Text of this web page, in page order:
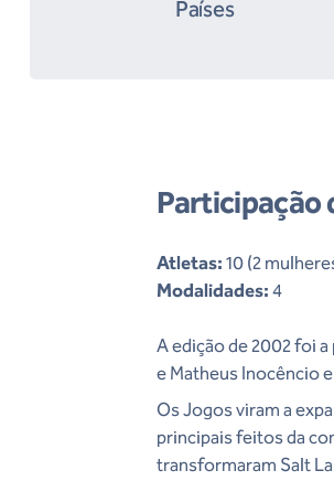
Países
Participação
Atletas:10 (2
Modalidades:4
A edição de 2002 foi
e Matheus Inocêncio
Os Jogos viram a
principais feitos da
transformaram Salt